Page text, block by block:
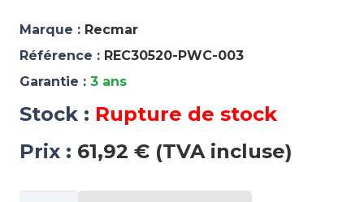
Marque : Recmar
Référence : REC30520-PWC-003
Garantie : 3 ans
Stock : Rupture de stock
Prix : 61,92 € (TVA incluse)